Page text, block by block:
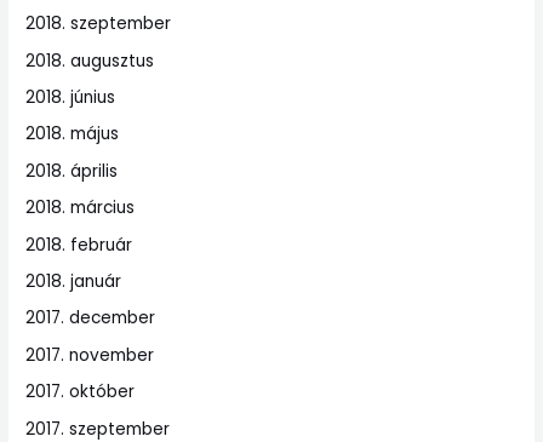
2018. szeptember
2018. augusztus
2018. június
2018. május
2018. április
2018. március
2018. február
2018. január
2017. december
2017. november
2017. október
2017. szeptember